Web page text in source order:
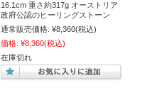
16.1cm 重さ約317g オーストリア
政府公認のヒーリングストーン
通常販売価格: ¥8,360(税込)
価格: ¥8,360(税込)
在庫切れ